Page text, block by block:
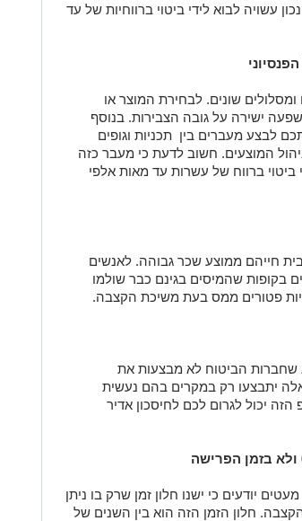
עשויה לבוא לידי ביטוי ברווחיות של עד
ומסלולים שונים. לבחירת המוצר או
ישירה על גובה הצבירות. בנוסף
לבצע מעברים בין תכניות וגופים
המוצעים. חשוב לדעת כי מעבר כזה
ביטוי ברווח של עשרות עד מאות אלפי
חייהם ממוצע שכר גבוהה. לאנשים
בקופות שהמיסים בגינם כבר שולמו
פטורים ממס בעת משיכת הקצבה.
שחברות הביטוח לא מבצעות את
יתבצעו רק במקרים בהם נעשית
הזה יכול לגרום לכם לחיסכון אדיר
יודעים כי ישנו חלון זמן שרק בו ניתן
חלון הזמן הזה הוא בין השנים של